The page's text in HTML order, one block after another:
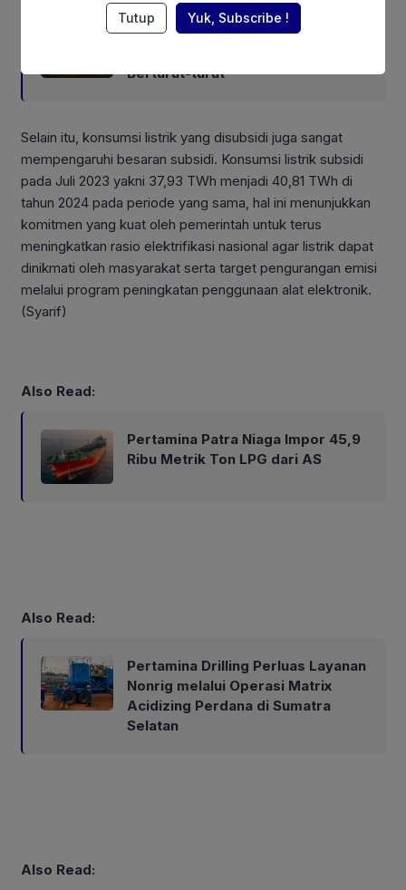
Konflik AS-Iran Berlanjut, Harga
Berturut-turut
Selain itu, konsumsi listrik yang disubsidi juga sangat
mempengaruhi besaran subsidi. Konsumsi listrik subsidi
pada Juli 2023 yakni 37,93 TWh menjadi 40,81 TWh di
tahun 2024 pada periode yang sama, hal ini menunjukkan
komitmen yang kuat oleh pemerintah untuk terus
meningkatkan rasio elektrifikasi nasional agar listrik dapat
dinikmati oleh masyarakat serta target pengurangan emisi
melalui program peningkatan penggunaan alat elektronik.
(Syarif)
Also Read:
Pertamina Patra Niaga Impor 45,9
Ribu Metrik Ton LPG dari AS
Also Read:
Pertamina Drilling Perluas Layanan
Nonrig melalui Operasi Matrix
Acidizing Perdana di Sumatra
Selatan
Also Read:
Tutup Yuk, Subscribe !